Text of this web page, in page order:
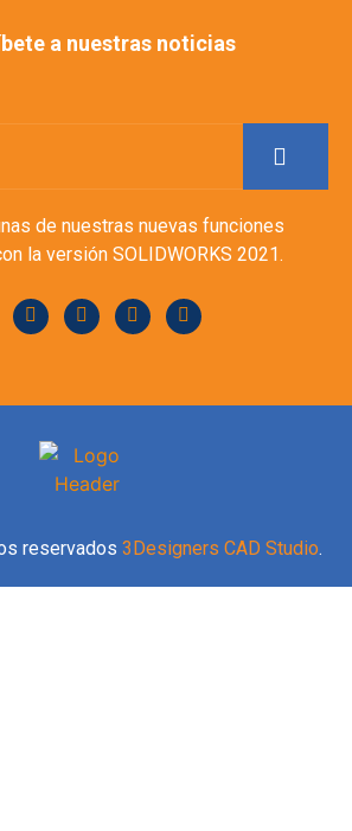
a nuestras noticias
de nuestras nuevas funciones
la versión SOLIDWORKS 2021.
reservados 3Designers CAD Studio.